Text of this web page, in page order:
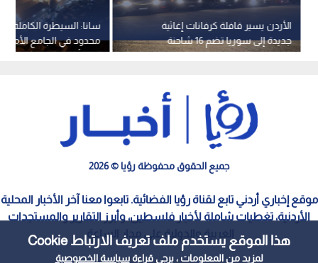
هذا الموقع يستخدم ملف تعريف الارتباط Cookie
لمزيد من المعلومات ، يرجى قراءةسياسة الخصوصية
سانا: السيطرة الكاملة
محدود في الجامع
دون أضرار
الأردن يسير قافلة كرفانات إغاثية
جديدة إلى سوريا تضم 16 شاحنة
جميع الحقوق محفوظة رؤيا © 2026
موقع إخباري أردني تابع لقناة رؤيا الفضائية. تابعوا معنا آخر الأخبار المحلية
الأردنية، تغطيات شاملة لأخبار فلسطين، وأبرز التقارير والمستجدات
العربية والدولية على مدار الساعة.